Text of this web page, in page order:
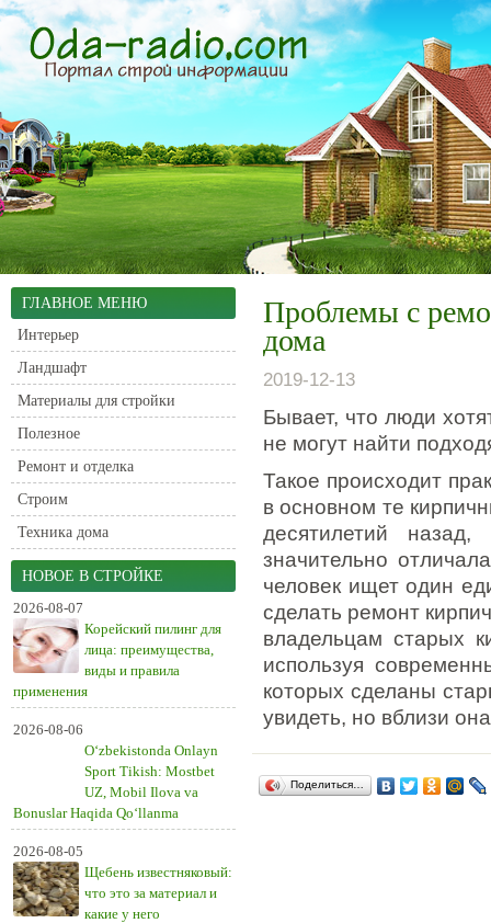
ГЛАВНОЕ МЕНЮ
Интерьер
Ландшафт
Материалы для стройки
Полезное
Ремонт и отделка
Строим
Техника дома
НОВОЕ В СТРОЙКЕ
2026-08-07
Корейский пилинг для
лица: преимущества,
виды и правила
применения
2026-08-06
O‘zbekistonda Onlayn
Sport Tikish: Mostbet
UZ, Mobil Ilova va
Bonuslar Haqida Qo‘llanma
2026-08-05
Щебень известняковый:
что это за материал и
какие у него
Проблемы с
дома
2019-12-13
Бывает, что люди
не могут найти
Такое происходит
в основном те
десятилетий назад,
значительно
человек ищет один
сделать ремонт
владельцам старых
используя
которых сделаны
увидеть, но вблизи
Поделиться…